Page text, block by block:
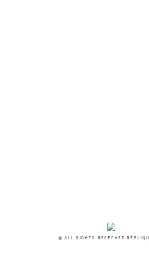
© ALL RIGHTS RESERVED